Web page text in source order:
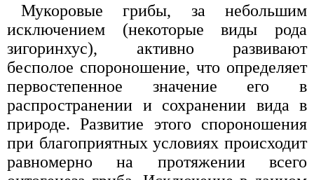
Мукоровые грибы, за небольшим
исключением (некоторые виды рода
зигоринхус), активно развивают
бесполое спороношение, что определяет
первостепенное значение его в
распространении и сохранении вида в
природе. Развитие этого спороношения
при благоприятных условиях происходит
равномерно на протяжении всего